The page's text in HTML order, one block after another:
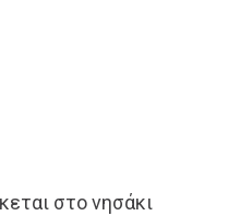
στο νησάκι